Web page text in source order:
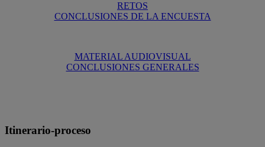
RETOS
CONCLUSIONES DE LA ENCUESTA
MATERIAL AUDIOVISUAL
CONCLUSIONES GENERALES
Itinerario-proceso